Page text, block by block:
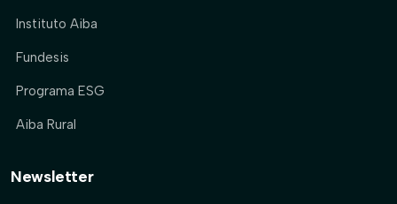
Instituto Aiba
Fundesis
Programa ESG
Aiba Rural
Newsletter